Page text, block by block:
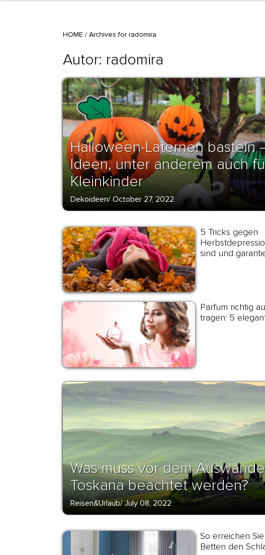
HOME / Archives for radomira
Autor: radomira
Halloween-Laternen basteln
Ideen, unter anderem auch
Kleinkinder
Dekoideen/ October 27, 2022
5 Tricks gegen
sind und
Parfum richtig
tragen: 5
Was muss vor dem
Toskana beachtet werden?
Reisen&Urlaub/July 08, 2022
So erreichen
Betten den